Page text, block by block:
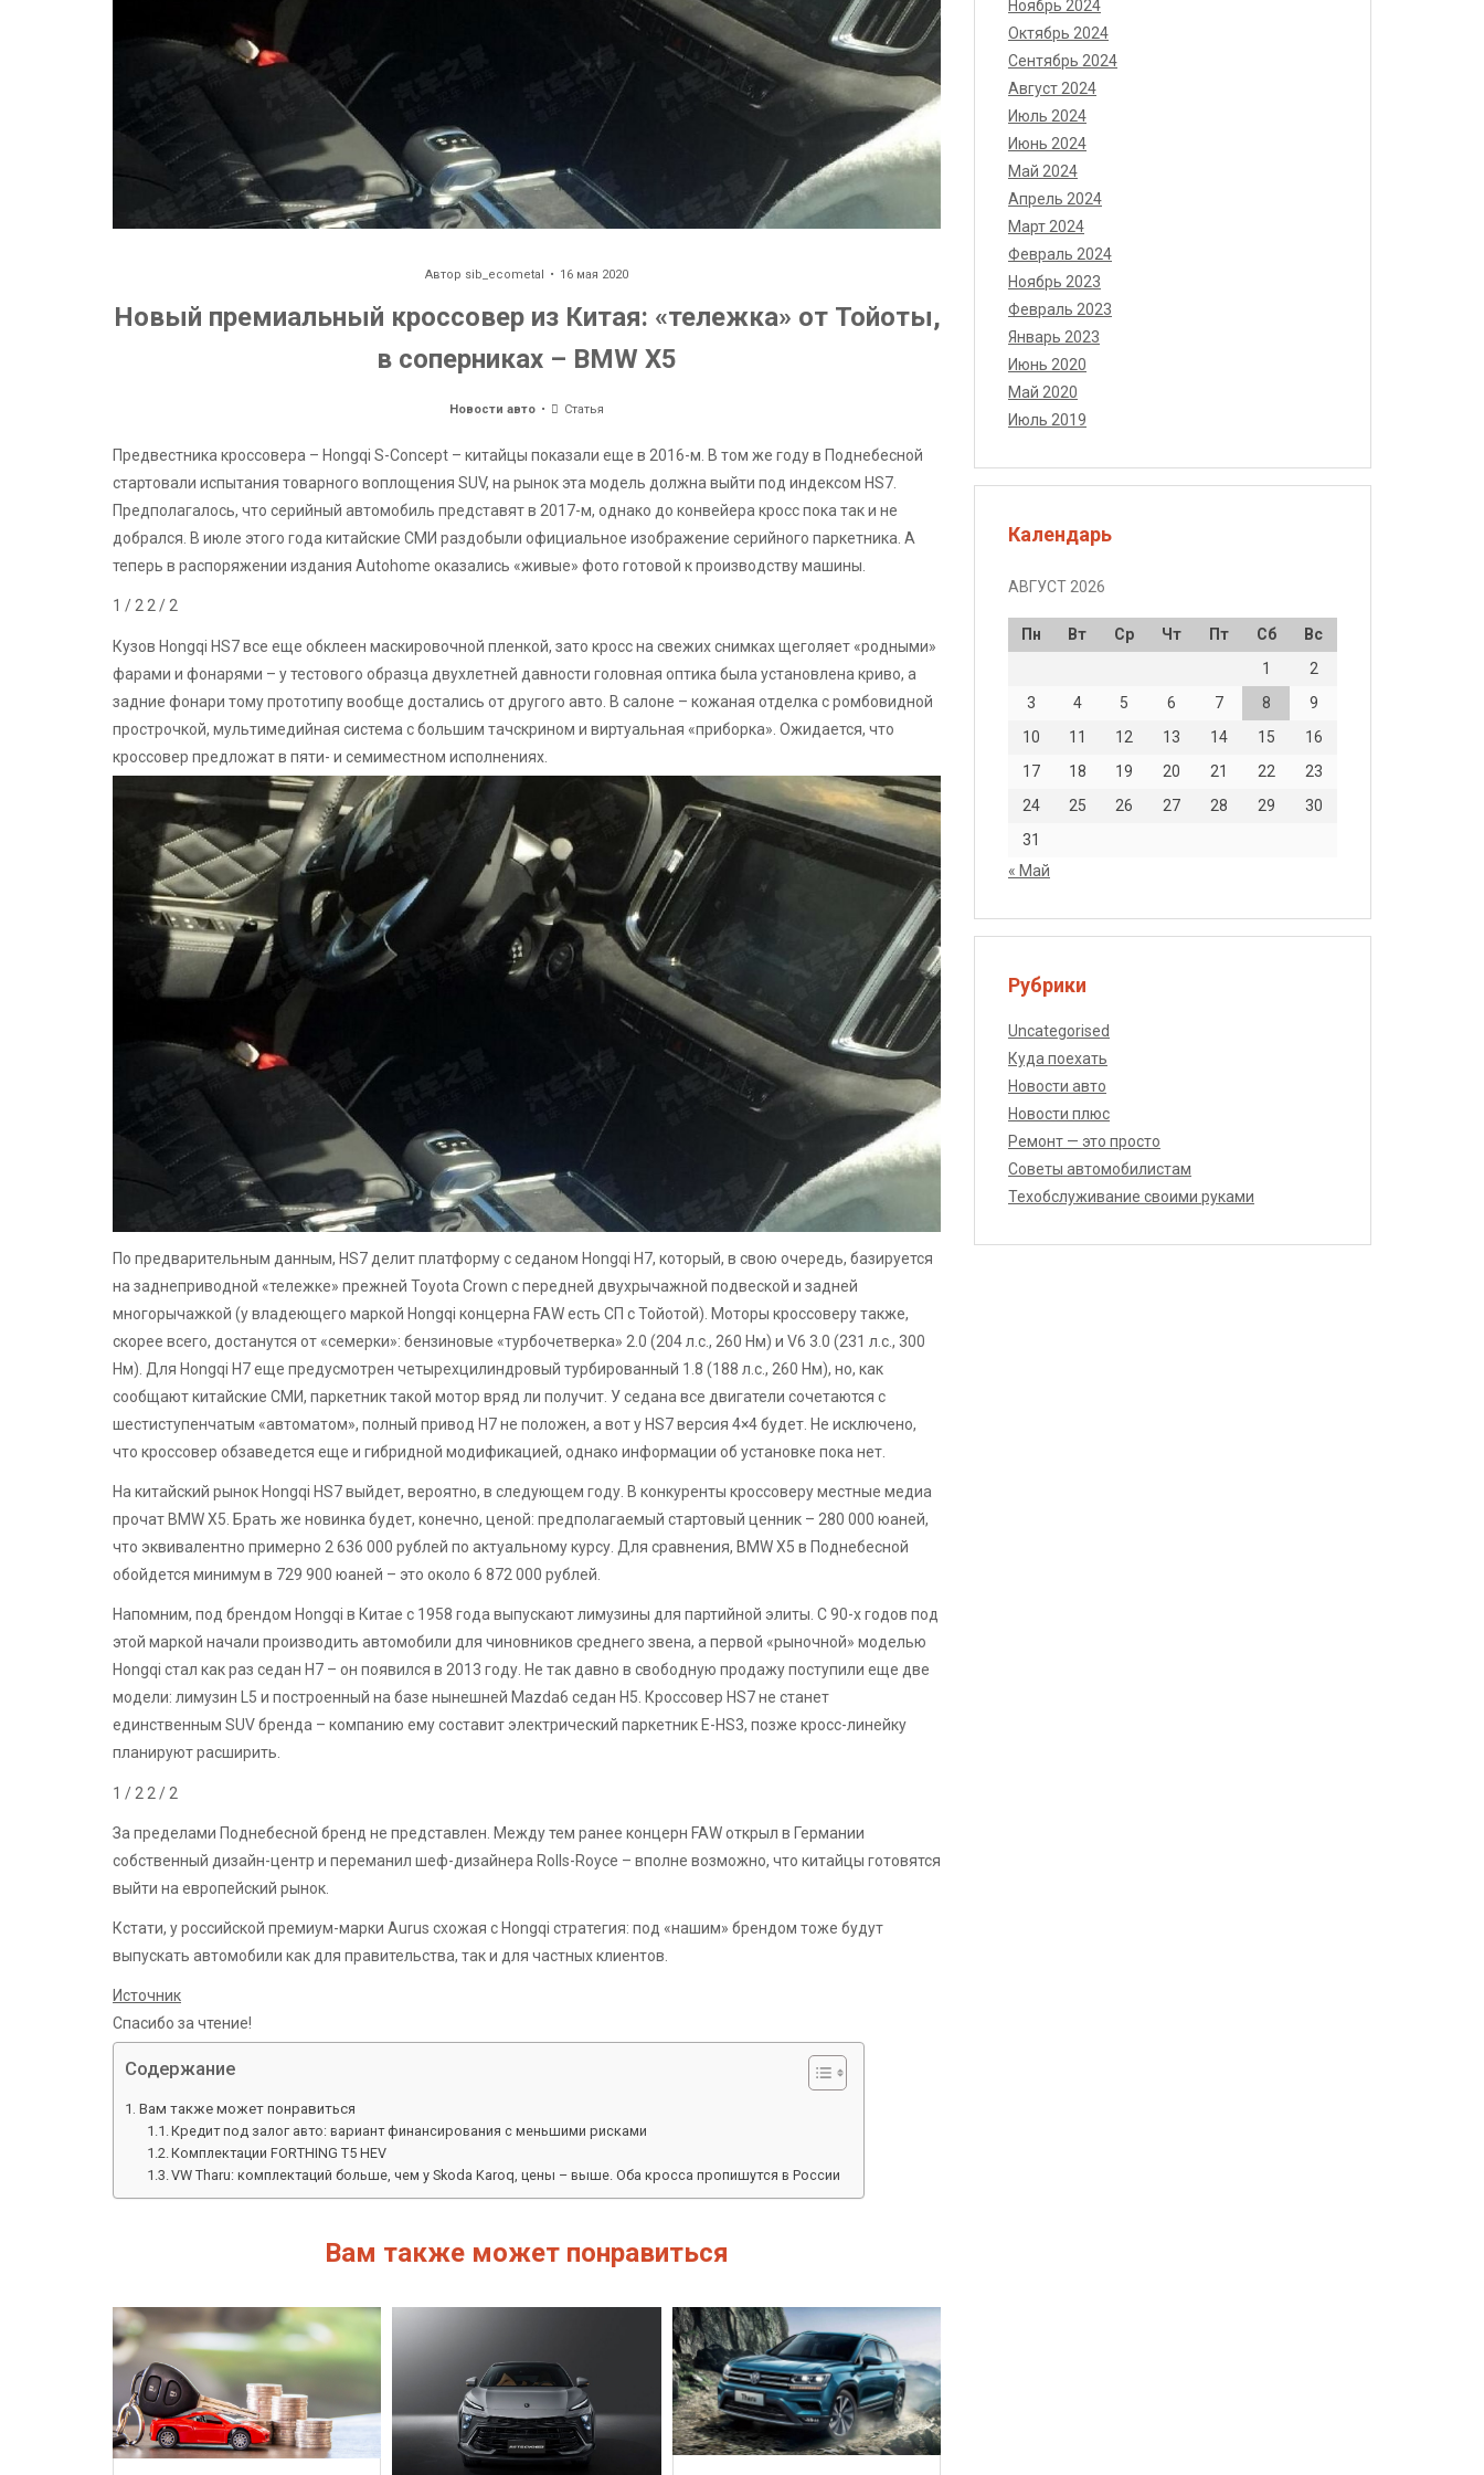
Автор sib_ecometal 16 мая 2020
Новый премиальный кроссовер из Китая: «тележка» от Тойоты,
в соперниках – BMW X5
Новости авто Статья
Предвестника кроссовера – Hongqi S-Concept – китайцы показали еще в 2016-м. В том же году в Поднебесной
стартовали испытания товарного воплощения SUV, на рынок эта модель должна выйти под индексом HS7.
Предполагалось, что серийный автомобиль представят в 2017-м, однако до конвейера кросс пока так и не
добрался. В июле этого года китайские СМИ раздобыли официальное изображение серийного паркетника. А
теперь в распоряжении издания Autohome оказались «живые» фото готовой к производству машины.
1 / 22/ 2
Кузов Hongqi HS7 все еще обклеен маскировочной пленкой, зато кросс на свежих снимках щеголяет «родными»
фарами и фонарями – у тестового образца двухлетней давности головная оптика была установлена криво, а
задние фонари тому прототипу вообще достались от другого авто. В салоне – кожаная отделка с ромбовидной
прострочкой, мультимедийная система с большим тачскрином и виртуальная «приборка». Ожидается, что
кроссовер предложат в пяти- и семиместном исполнениях.
По предварительным данным, HS7 делит платформу с седаном Hongqi H7, который, в свою очередь, базируется
на заднеприводной «тележке» прежней Toyota Crown с передней двухрычажной подвеской и задней
многорычажкой (у владеющего маркой Hongqi концерна FAW есть СП с Тойотой). Моторы кроссоверу также,
скорее всего, достанутся от «семерки»: бензиновые «турбочетверка» 2.0 (204 л.с., 260 Нм) и V6 3.0 (231 л.с., 300
Нм). Для Hongqi H7 еще предусмотрен четырехцилиндровый турбированный 1.8 (188 л.с., 260 Нм), но, как
сообщают китайские СМИ, паркетник такой мотор вряд ли получит. У седана все двигатели сочетаются с
шестиступенчатым «автоматом», полный привод H7 не положен, а вот у HS7 версия 4×4 будет. Не исключено,
что кроссовер обзаведется еще и гибридной модификацией, однако информации об установке пока нет.
На китайский рынок Hongqi HS7 выйдет, вероятно, в следующем году. В конкуренты кроссоверу местные медиа
прочат BMW X5. Брать же новинка будет, конечно, ценой: предполагаемый стартовый ценник – 280 000 юаней,
что эквивалентно примерно 2 636 000 рублей по актуальному курсу. Для сравнения, BMW X5 в Поднебесной
обойдется минимум в 729 900 юаней – это около 6 872 000 рублей.
Напомним, под брендом Hongqi в Китае с 1958 года выпускают лимузины для партийной элиты. С 90-х годов под
этой маркой начали производить автомобили для чиновников среднего звена, а первой «рыночной» моделью
Hongqi стал как раз седан H7 – он появился в 2013 году. Не так давно в свободную продажу поступили еще две
модели: лимузин L5 и построенный на базе нынешней Mazda6 седан H5. Кроссовер HS7 не станет
единственным SUV бренда – компанию ему составит электрический паркетник E-HS3, позже кросс-линейку
планируют расширить.
1 / 2 2 / 2
За пределами Поднебесной бренд не представлен. Между тем ранее концерн FAW открыл в Германии
собственный дизайн-центр и переманил шеф-дизайнера Rolls-Royce – вполне возможно, что китайцы готовятся
выйти на европейский рынок.
Кстати, у российской премиум-марки Aurus схожая с Hongqi стратегия: под «нашим» брендом тоже будут
выпускать автомобили как для правительства, так и для частных клиентов.
Источник
Спасибо за чтение!
Содержание
Вам также может понравиться
Кредит под залог авто: вариант финансирования с меньшими рисками
Комплектации FORTHING T5 HEV
VW Tharu: комплектаций больше, чем у Skoda Karoq, цены – выше. Оба кросса пропишутся в России
Вам также может понравиться
Ноябрь 2024
Октябрь 2024
Сентябрь 2024
Август 2024
Июль 2024
Июнь 2024
Май 2024
Апрель 2024
Март 2024
Февраль 2024
Ноябрь 2023
Февраль 2023
Январь 2023
Июнь 2020
Май 2020
Июль 2019
Календарь
АВГУСТ 2026
Пн Вт Ср Чт Пт Сб
Вс
1
2
3
4 5 6 7 8
9
10
11 12 13 14 15
16
17
18 19 20 21 22
23
24
25 26 27 28 29
30
31
« Май
Рубрики
Uncategorised
Куда поехать
Новости авто
Новости плюс
Ремонт — это просто
Советы автомобилистам
Техобслуживание своими руками